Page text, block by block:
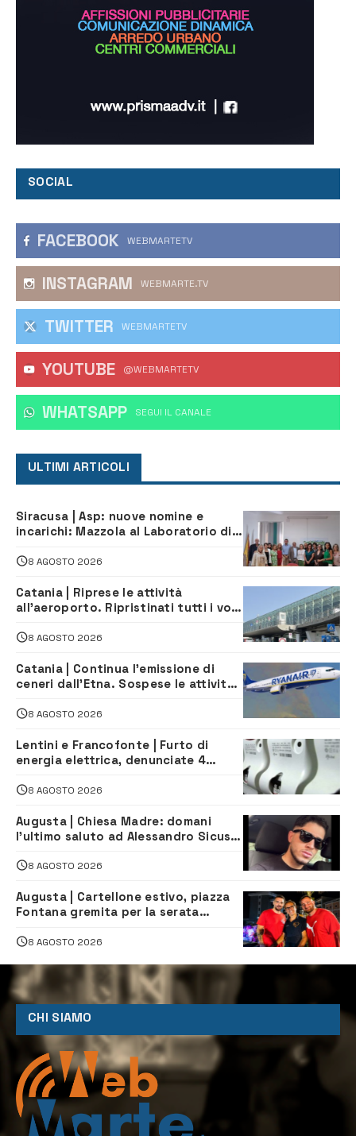
SOCIAL
FACEBOOK WEBMARTETV
INSTAGRAM WEBMARTE.TV
TWITTER WEBMARTETV
YOUTUBE @WEBMARTETV
WHATSAPP ‎SEGUI IL CANALE
ULTIMI ARTICOLI
Siracusa | Asp: nuove nomine e
incarichi: Mazzola al Laboratorio di
Servizio Legale
8 AGOSTO 2026
Catania | Riprese le attività
all’aeroporto. Ripristinati tutti i voli
8 AGOSTO 2026
Catania | Continua l’emissione di
ceneri dall’Etna. Sospese le attività
8 AGOSTO 2026
Lentini e Francofonte | Furto di
energia elettrica, denunciate 4
8 AGOSTO 2026
Augusta | Chiesa Madre: domani
l’ultimo saluto ad Alessandro Sicuso,
8 AGOSTO 2026
Augusta | Cartellone estivo, piazza
Fontana gremita per la serata
8 AGOSTO 2026
CHI SIAMO